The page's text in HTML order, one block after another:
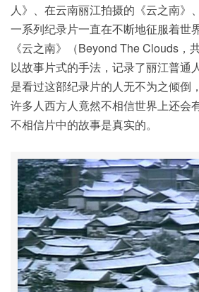
人》、在云南丽江拍摄的《云之南》
一系列纪录片一直在不断地征服着世
《云之南》（Beyond The Clouds，
以故事片式的手法，记录了丽江普通
是看过这部纪录片的人无不为之倾倒
许多人西方人竟然不相信世界上还会
不相信片中的故事是真实的。